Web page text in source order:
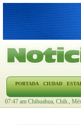
PORTADA CIUDAD
07:47 am Chihuahua, Chih.,